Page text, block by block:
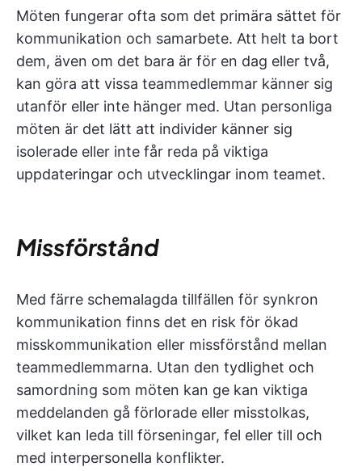
Möten fungerar ofta som det primära sättet för
kommunikation och samarbete. Att helt ta bort
dem, även om det bara är för en dag eller två,
kan göra att vissa teammedlemmar känner sig
utanför eller inte hänger med. Utan personliga
möten är det lätt att individer känner sig
isolerade eller inte får reda på viktiga
uppdateringar och utvecklingar inom teamet.
Missförstånd
Med färre schemalagda tillfällen för synkron
kommunikation finns det en risk för ökad
misskommunikation eller missförstånd mellan
teammedlemmarna. Utan den tydlighet och
samordning som möten kan ge kan viktiga
meddelanden gå förlorade eller misstolkas,
vilket kan leda till förseningar, fel eller till och
med interpersonella konflikter.